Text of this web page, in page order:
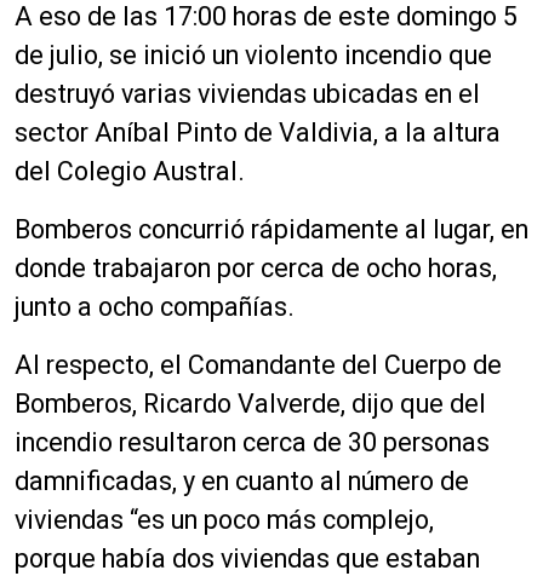
A eso de las 17:00 horas de este domingo 5
de julio, se inició un violento incendio que
destruyó varias viviendas ubicadas en el
sector Aníbal Pinto de Valdivia, a la altura
del Colegio Austral.
Bomberos concurrió rápidamente al lugar, en
donde trabajaron por cerca de ocho horas,
junto a ocho compañías.
Al respecto, el Comandante del Cuerpo de
Bomberos, Ricardo Valverde, dijo que del
incendio resultaron cerca de 30 personas
damnificadas, y en cuanto al número de
viviendas “es un poco más complejo,
porque había dos viviendas que estaban